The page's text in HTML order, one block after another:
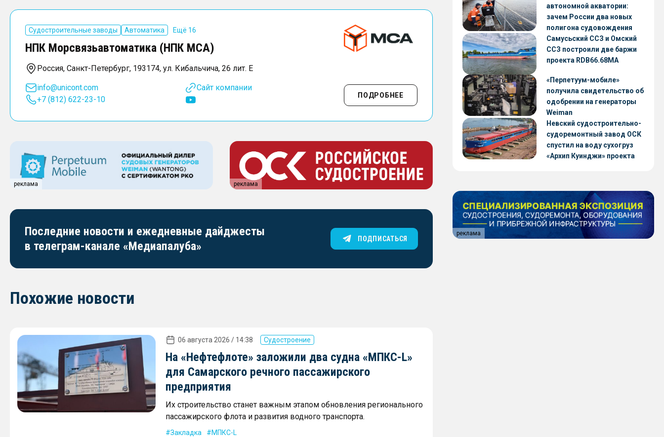
Судостроительные заводы Автоматика Ещё 16
НПК Морсвязьавтоматика (НПК МСА)
Россия, Санкт-Петербург, 193174, ул. Кибальчича, 26 лит. Е
info@unicont.com
+7 (812) 622-23-10
Сайт компании
ПОДРОБНЕЕ
реклама реклама
Последние новости и ежедневные дайджесты
в телеграм-канале «Медиапалуба»
ПОДПИСАТЬСЯ
Похожие новости
06 августа 2026 / 14:38 Судостроение
На «Нефтефлоте» заложили два судна «МПКС-L»
для Самарского речного пассажирского
предприятия
Их строительство станет важным этапом обновления регионального
пассажирского флота и развития водного транспорта.
Закладка МПКС-L
автономной акватории:
зачем России два новых
полигона судовождения
Самусьский ССЗ и Омский
ССЗ построили две баржи
проекта RDB66.68МА
«Перпетуум-мобиле»
получила свидетельство об
одобрении на генераторы
Weiman
Невский судостроительно-
судоремонтный завод ОСК
спустил на воду сухогруз
«Архип Куинджи» проекта
реклама